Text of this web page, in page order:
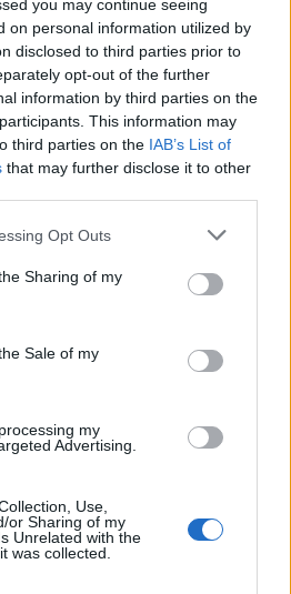
you may continue seeing
on personal information utilized by
disclosed to third parties prior to
opt-out of the further
information by third parties on the
This information may
third parties on the IAB’s List of
that may further disclose it to other
app uses one or more Google
usage behaviour. You may click to
and its third-party tags to
purposes in below Google
Opt Outs
Sharing of my
Sale of my
my
Advertising.
Use,
or Sharing of my
Unrelated with the
was collected.